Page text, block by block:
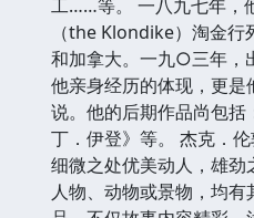
工……等。 一八九七年，
（the Klondike）淘金
和加拿大。一九○三年，
他亲身经历的体现，更
说。他的后期作品尚包括
丁．伊登》等。 杰克．
细微之处优美动人，雄
人物、动物或景物，均